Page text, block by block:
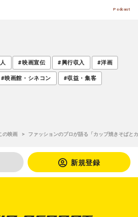
Podcast
#映画宣伝 #興行収入 #洋画
#映画館・シネコン #収益・集客
の映画 ファッションのプロが語る「カップ焼きそばと
新規登録